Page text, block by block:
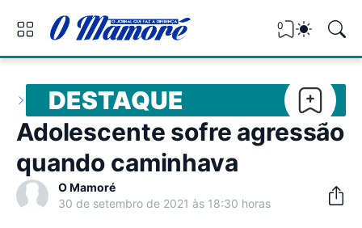
0
DESTAQUE
Adolescente sofre agressão
quando caminhava
O Mamoré
30 de setembro de 2021 às 18:30 horas